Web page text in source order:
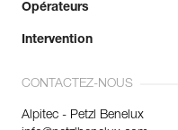
Opérateurs
Intervention
CONTACTEZ-NOUS
Alpitec - Petzl Benelux